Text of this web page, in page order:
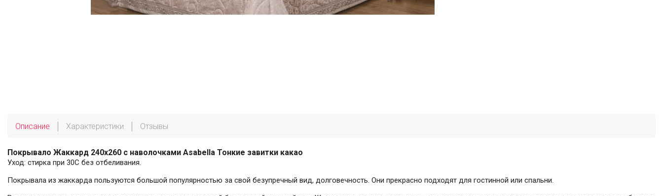
Описание Характеристики Отзывы
Покрывало Жаккард 240х260 с наволочками Asabella Тонкие завитки какао
Уход: стирка при 30С без отбеливания.
Покрывала из жаккарда пользуются большой популярностью за свой безупречный вид, долговечность. Они прекрасно подходят для гостинной или спальни.